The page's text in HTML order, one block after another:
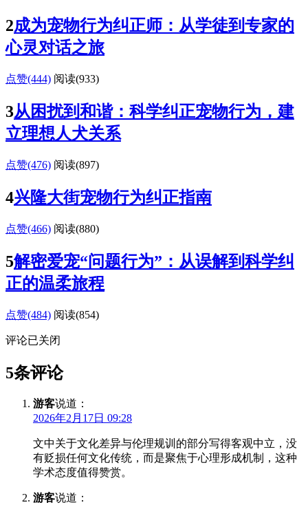
2成为宠物行为纠正师：从学徒到专家的
心灵对话之旅
点赞(444) 阅读(933)
3从困扰到和谐：科学纠正宠物行为，建
立理想人犬关系
点赞(476) 阅读(897)
4兴隆大街宠物行为纠正指南
点赞(466) 阅读(880)
5解密爱宠“问题行为”：从误解到科学纠
正的温柔旅程
点赞(484) 阅读(854)
评论已关闭
5条评论
游客说道：
2026年2月17日 09:28
文中关于文化差异与伦理规训的部分写得客观中立，没
有贬损任何文化传统，而是聚焦于心理形成机制，这种
学术态度值得赞赏。
游客说道：